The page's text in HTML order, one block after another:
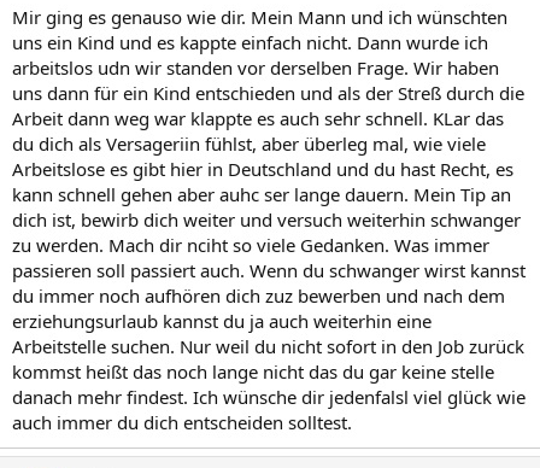
Mir ging es genauso wie dir. Mein Mann und ich wünschten
uns ein Kind und es kappte einfach nicht. Dann wurde ich
arbeitslos udn wir standen vor derselben Frage. Wir haben
uns dann für ein Kind entschieden und als der Streß durch die
Arbeit dann weg war klappte es auch sehr schnell. KLar das
du dich als Versageriin fühlst, aber überleg mal, wie viele
Arbeitslose es gibt hier in Deutschland und du hast Recht, es
kann schnell gehen aber auhc ser lange dauern. Mein Tip an
dich ist, bewirb dich weiter und versuch weiterhin schwanger
zu werden. Mach dir nciht so viele Gedanken. Was immer
passieren soll passiert auch. Wenn du schwanger wirst kannst
du immer noch aufhören dich zuz bewerben und nach dem
erziehungsurlaub kannst du ja auch weiterhin eine
Arbeitstelle suchen. Nur weil du nicht sofort in den Job zurück
kommst heißt das noch lange nicht das du gar keine stelle
danach mehr findest. Ich wünsche dir jedenfalsl viel glück wie
auch immer du dich entscheiden solltest.